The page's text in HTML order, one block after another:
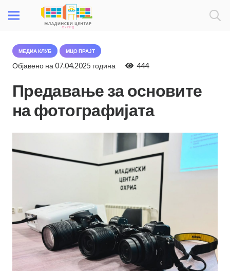
МЕДИА КЛУБ МЦО ПРАЈТ
Објавено на 07.04.2025 година 444
Предавање за основите
на фотографијата